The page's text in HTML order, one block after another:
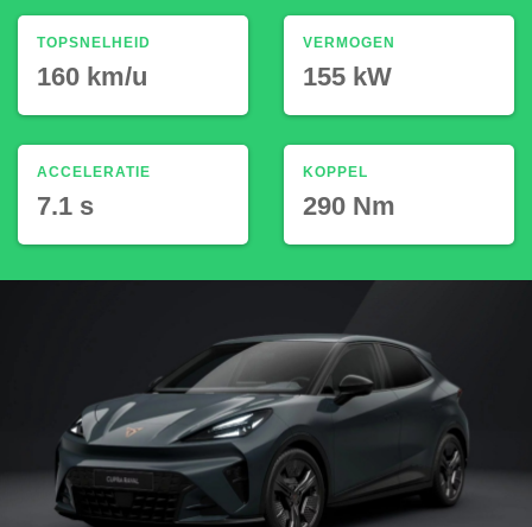
TOPSNELHEID
160 km/u
ACCELERATIE
7.1 s
VERMOGEN
155 kW
KOPPEL
290 Nm